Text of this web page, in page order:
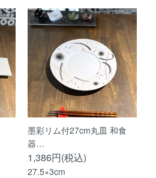
墨彩リム付27cm丸皿 和食
器…
1,386円(税込)
27.5×3cm